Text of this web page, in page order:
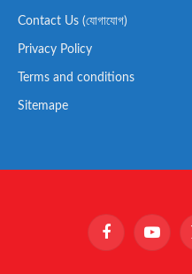
Contact Us (যোগাযোগ)
Privacy Policy
Terms and conditions
Sitemape
Facebook